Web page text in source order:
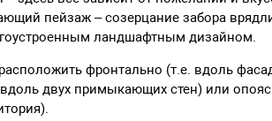
пейзаж – созерцание забора
ландшафтным дизайном.
фронтально (т.е. вдоль
двух примыкающих стен) или